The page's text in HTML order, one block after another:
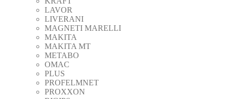
LAVOR
LIVERANI
MAGNETI MARELLI
MAKITA
MAKITA MT
METABO
OMAC
PLUS
PROFELMNET
PROXXON